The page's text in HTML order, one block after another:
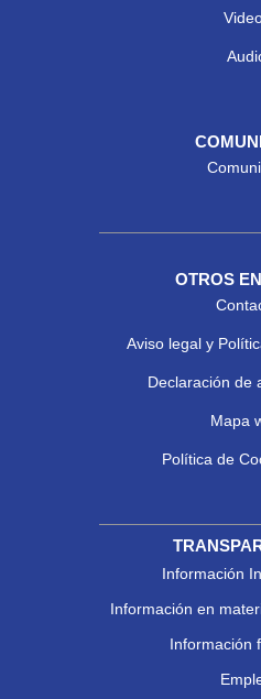
OTROS
Aviso legal y
Declaración de
Mapa
Política de
Información
Información en
Información